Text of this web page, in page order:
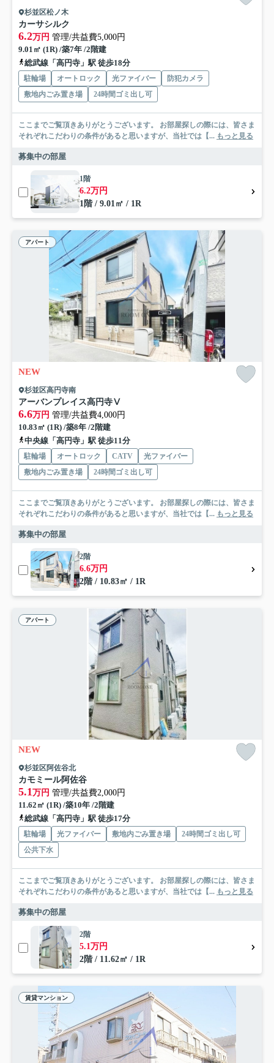
杉並区松ノ木
カーサシルク
6.2万円 管理/共益費5,000円
9.01㎡ (1R) /築7年 /2階建
総武線「高円寺」駅 徒歩18分
駐輪場 オートロック 光ファイバー
防犯カメラ
敷地内ごみ置き場
24時間ゴミ出し可
ここまでご覧頂きありがとうございます。 お部屋探しの際には、皆さま
それぞれこだわりの条件があると思いますが、当社では【... もっと見る
募集中の部屋
1階
6.2万円
1階 / 9.01㎡ / 1R
アパート
NEW
杉並区高円寺南
アーバンプレイス高円寺Ⅴ
6.6万円 管理/共益費4,000円
10.83㎡ (1R) /築8年 /2階建
中央線「高円寺」駅 徒歩11分
駐輪場 オートロック CATV
光ファイバー
敷地内ごみ置き場
24時間ゴミ出し可
ここまでご覧頂きありがとうございます。 お部屋探しの際には、皆さま
それぞれこだわりの条件があると思いますが、当社では【... もっと見る
募集中の部屋
2階
6.6万円
2階 / 10.83㎡ / 1R
アパート
NEW
杉並区阿佐谷北
カモミール阿佐谷
5.1万円 管理/共益費2,000円
11.62㎡ (1R) /築10年 /2階建
総武線「高円寺」駅 徒歩17分
駐輪場 光ファイバー 敷地内ごみ置き場
24時間ゴミ出し可
公共下水
ここまでご覧頂きありがとうございます。 お部屋探しの際には、皆さま
それぞれこだわりの条件があると思いますが、当社では【... もっと見る
募集中の部屋
2階
5.1万円
2階 / 11.62㎡ / 1R
賃貸マンション